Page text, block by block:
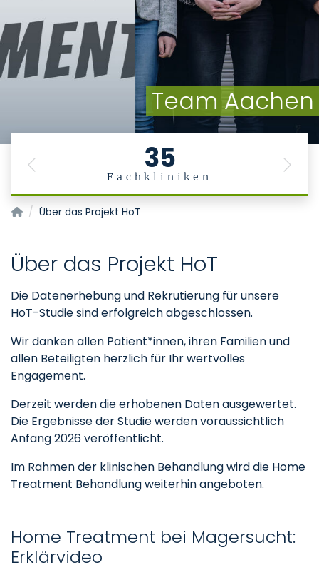
Team Aachen
35
Fachkliniken
Previous Next
HoT - Hometreatment-Magersucht
Über das Projekt HoT
Über das Projekt HoT
Die Datenerhebung und Rekrutierung für unsere
HoT-Studie sind erfolgreich abgeschlossen.
Wir danken allen Patient*innen, ihren Familien und
allen Beteiligten herzlich für Ihr wertvolles
Engagement.
Derzeit werden die erhobenen Daten ausgewertet.
Die Ergebnisse der Studie werden voraussichtlich
Anfang 2026 veröffentlicht.
Im Rahmen der klinischen Behandlung wird die Home
Treatment Behandlung weiterhin angeboten.
Home Treatment bei Magersucht:
Erklärvideo